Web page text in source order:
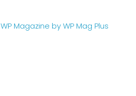
WP Magazine by WP Mag Plus